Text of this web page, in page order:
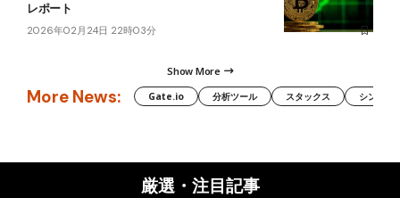
レポート
2026年02月24日 22時03分
Show More
More News: Gate.io 分析ツール スタックス シンボル
厳選・注目記事